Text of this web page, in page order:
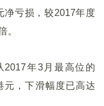
净亏损，较2017年度
。
2017年3月最高位的
元，下滑幅度已高达